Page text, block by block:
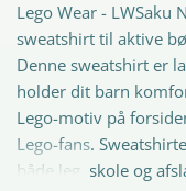
Lego Wear - LWSaku
sweatshirt til aktive
Denne sweatshirt er
holder dit barn
Lego-motiv på
Lego-fans.
både leg, skole og